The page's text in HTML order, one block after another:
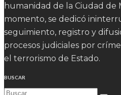
humanidad de la Ciudad de
momento, se dedicó
seguimiento, registro y
procesos judiciales por
el terrorismo de Estado.
BUSCAR